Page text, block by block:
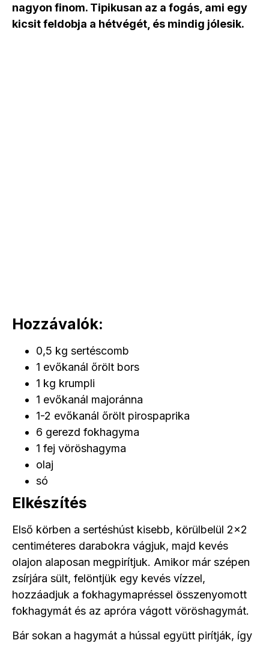
nagyon finom. Tipikusan az a fogás, ami egy
kicsit feldobja a hétvégét, és mindig jólesik.
Hozzávalók:
0,5 kg sertéscomb
1 evőkanál őrölt bors
1 kg krumpli
1 evőkanál majoránna
1-2 evőkanál őrölt pirospaprika
6 gerezd fokhagyma
1 fej vöröshagyma
olaj
só
Elkészítés
Első körben a sertéshúst kisebb, körülbelül 2×2
centiméteres darabokra vágjuk, majd kevés
olajon alaposan megpirítjuk. Amikor már szépen
zsírjára sült, felöntjük egy kevés vízzel,
hozzáadjuk a fokhagymapréssel összenyomott
fokhagymát és az apróra vágott vöröshagymát.
Bár sokan a hagymát a hússal együtt pirítják, így